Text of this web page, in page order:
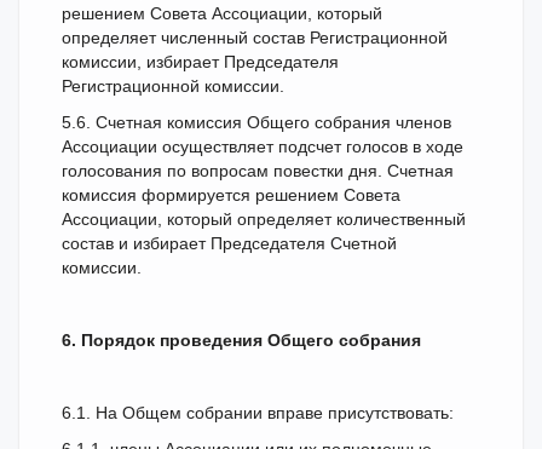
решением Совета Ассоциации, который
определяет численный состав Регистрационной
комиссии, избирает Председателя
Регистрационной комиссии.
5.6. Счетная комиссия Общего собрания членов
Ассоциации осуществляет подсчет голосов в ходе
голосования по вопросам повестки дня. Счетная
комиссия формируется решением Совета
Ассоциации, который определяет количественный
состав и избирает Председателя Счетной
комиссии.
6. Порядок проведения Общего собрания
6.1. На Общем собрании вправе присутствовать: